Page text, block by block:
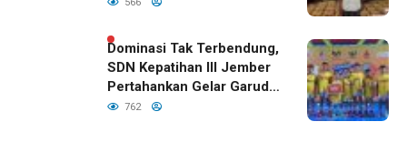
566
Dominasi Tak Terbendung,
SDN Kepatihan III Jember
Pertahankan Gelar Garuda
Cup 2026
762